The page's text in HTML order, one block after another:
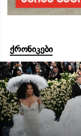
ქრონიკები